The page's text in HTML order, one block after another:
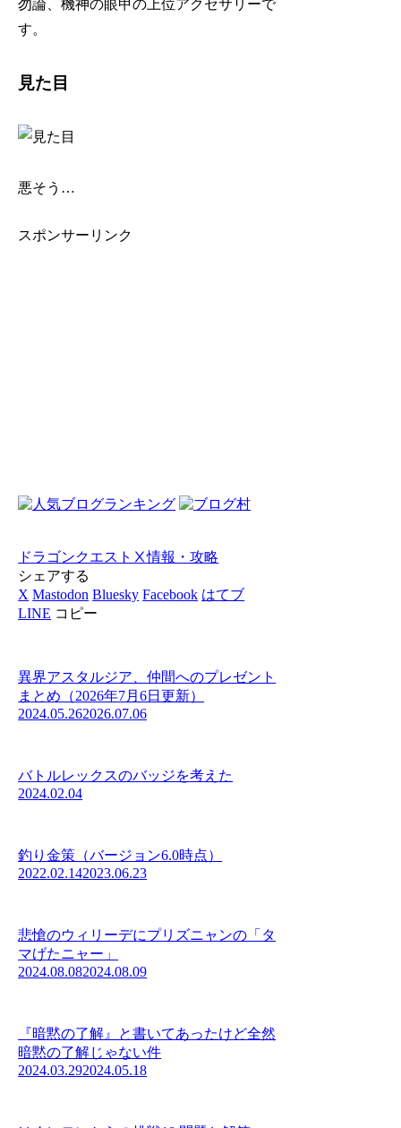
勿論、機神の眼甲の上位アクセサリーで
す。
見た目
悪そう…
スポンサーリンク
ドラゴンクエストⅩ情報・攻略
シェアする
X Mastodon Bluesky Facebook はてブ
LINE コピー
異界アスタルジア、仲間へのプレゼント
まとめ（2026年7月6日更新）
2024.05.262026.07.06
バトルレックスのバッジを考えた
2024.02.04
釣り金策（バージョン6.0時点）
2022.02.142023.06.23
悲愴のウィリーデにプリズニャンの「タ
マげたニャー」
2024.08.082024.08.09
『暗黙の了解』と書いてあったけど全然
暗黙の了解じゃない件
2024.03.292024.05.18